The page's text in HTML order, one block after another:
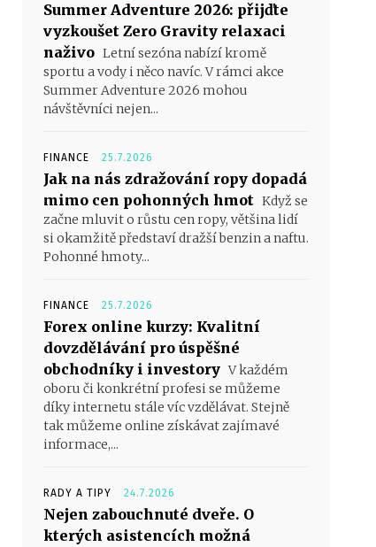
Summer Adventure 2026: přijďte
vyzkoušet Zero Gravity relaxaci
naživo Letní sezóna nabízí kromě
sportu a vody i něco navíc. V rámci akce
Summer Adventure 2026 mohou
návštěvníci nejen...
FINANCE 25.7.2026
Jak na nás zdražování ropy dopadá
mimo cen pohonných hmot Když se
začne mluvit o růstu cen ropy, většina lidí
si okamžitě představí dražší benzin a naftu.
Pohonné hmoty...
FINANCE 25.7.2026
Forex online kurzy: Kvalitní
dovzdělávání pro úspěšné
obchodníky i investory V každém
oboru či konkrétní profesi se můžeme
díky internetu stále víc vzdělávat. Stejně
tak můžeme online získávat zajímavé
informace,...
RADY A TIPY 24.7.2026
Nejen zabouchnuté dveře. O
kterých asistencích možná